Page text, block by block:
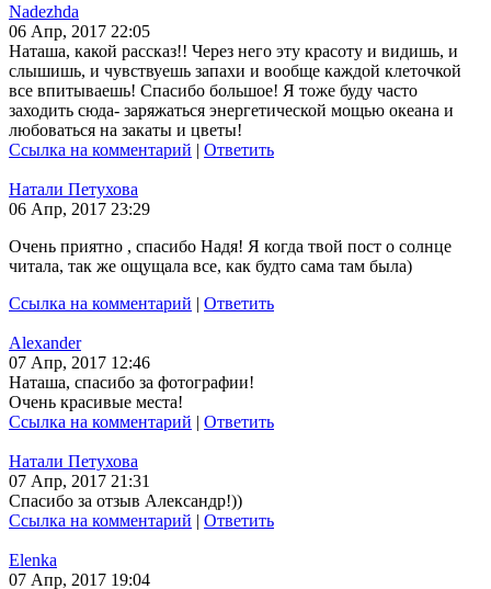
Nadezhda
06 Апр, 2017 22:05
Наташа, какой рассказ!! Через него эту красоту и видишь, и
слышишь, и чувствуешь запахи и вообще каждой клеточкой
все впитываешь! Спасибо большое! Я тоже буду часто
заходить сюда- заряжаться энергетической мощью океана и
любоваться на закаты и цветы!
Ссылка на комментарий | Ответить
Натали Петухова
06 Апр, 2017 23:29
Очень приятно , спасибо Надя! Я когда твой пост о солнце
читала, так же ощущала все, как будто сама там была)
Ссылка на комментарий | Ответить
Alexander
07 Апр, 2017 12:46
Наташа, спасибо за фотографии!
Очень красивые места!
Ссылка на комментарий | Ответить
Натали Петухова
07 Апр, 2017 21:31
Спасибо за отзыв Александр!))
Ссылка на комментарий | Ответить
Elenka
07 Апр, 2017 19:04